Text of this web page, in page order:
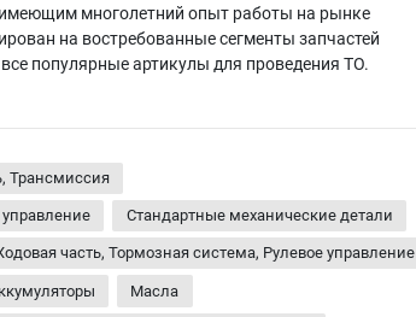
многолетний опыт работы на рынке
на востребованные сегменты запчастей
популярные артикулы для проведения ТО.
Трансмиссия
Стандартные механические детали
часть, Тормозная система, Рулевое управление
Масла